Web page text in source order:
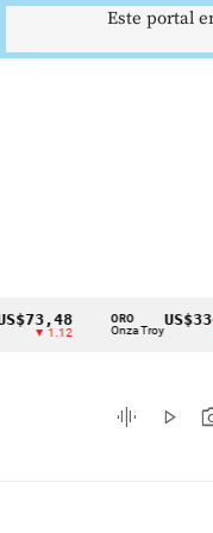
Cintillo
indicadores
económicos
ORO
Onza Troy
US$3342,60
graphic_eq play_arrow
Este portal